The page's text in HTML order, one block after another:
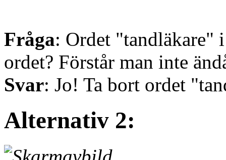
Fråga: Ordet "tandläkare"
ordet? Förstår man inte
Svar: Jo! Ta bort ordet
Alternativ 2: